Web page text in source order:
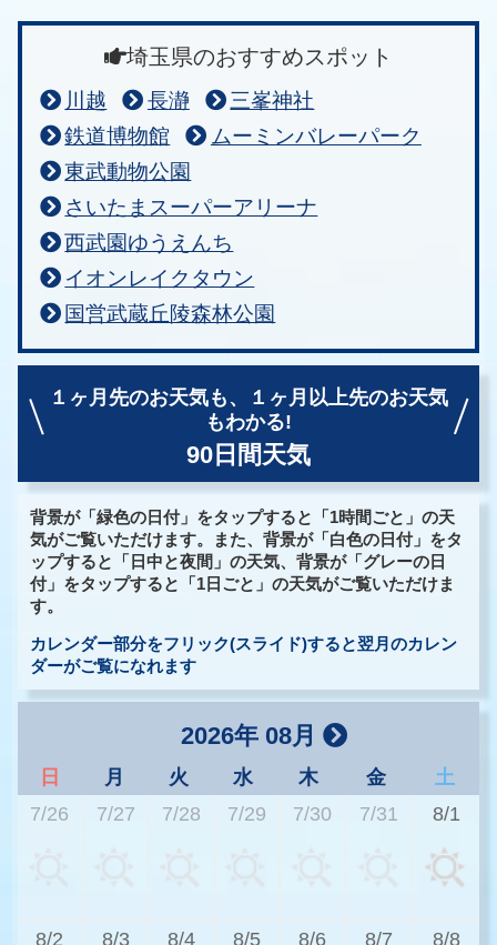
埼玉県のおすすめスポット
川越 長瀞
三峯神社
鉄道博物館
ムーミンバレーパーク
東武動物公園
さいたまスーパーアリーナ
西武園ゆうえんち
イオンレイクタウン
国営武蔵丘陵森林公園
１ヶ月先のお天気も、
１ヶ月以上先のお天気
もわかる!
90日間天気
背景が「緑色の日付」をタップすると「1時間ごと」の天
気がご覧いただけます。また、背景が「白色の日付」をタ
ップすると「日中と夜間」の天気、背景が「グレーの日
付」をタップすると「1日ごと」の天気がご覧いただけま
す。
カレンダー部分をフリック(スライド)すると翌月のカレン
ダーがご覧になれます
2026年 08月
日 月 火 水 木 金
土
7/26
7/27 7/28 7/29 7/30 7/31 8/1
8/2 8/3 8/4 8/5 8/6 8/7 8/8